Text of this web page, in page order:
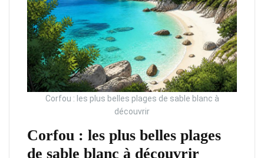
Corfou : les plus belles plages de sable blanc à
découvrir
Corfou : les plus belles plages
de sable blanc à découvrir